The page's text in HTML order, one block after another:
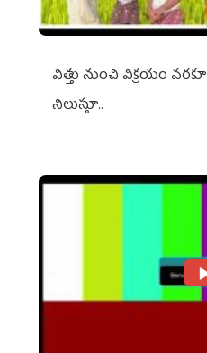
విత్తు నుంచి విక్రయం
నిలుస్తూ..